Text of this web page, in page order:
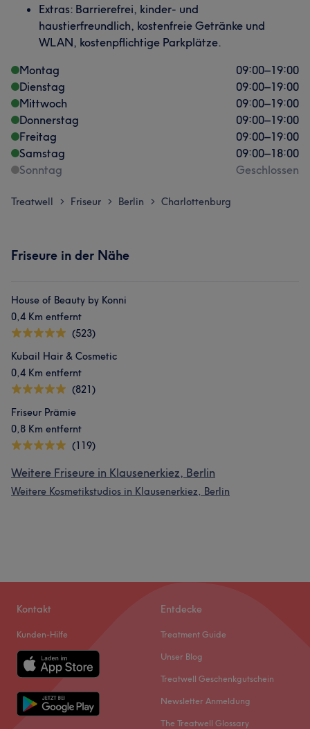
Extras: Barrierefrei, kinder- und
haustierfreundlich, kostenfreie Getränke und
WLAN, kostenpflichtige Parkplätze.
Montag
09:00–19:00
Dienstag
09:00–19:00
Mittwoch
09:00–19:00
Donnerstag
09:00–19:00
Freitag
09:00–19:00
Samstag
09:00–18:00
Sonntag
Geschlossen
Treatwell > Friseur > Berlin > Charlottenburg
Friseure in der Nähe
House of Beauty by Konni
0,4 Km entfernt
(523)
Kubail Hair & Cosmetic
0,4 Km entfernt
(821)
Friseur Prämie
0,8 Km entfernt
(119)
Weitere Friseure in Klausenerkiez, Berlin
Weitere Kosmetikstudios in Klausenerkiez, Berlin
Kontakt
Kunden-Hilfe
Entdecke
Treatment Guide
Unser Blog
Treatwell Geschenkgutschein
Newsletter Anmeldung
The Treatwell Glossary